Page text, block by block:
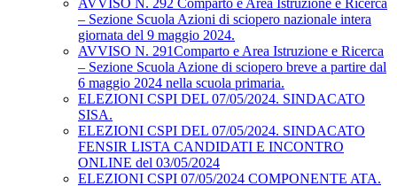
AVVISO N. 292 Comparto e Area Istruzione e Ricerca
– Sezione Scuola Azioni di sciopero nazionale intera
giornata del 9 maggio 2024.
AVVISO N. 291Comparto e Area Istruzione e Ricerca
– Sezione Scuola Azione di sciopero breve a partire dal
6 maggio 2024 nella scuola primaria.
ELEZIONI CSPI DEL 07/05/2024. SINDACATO
SISA.
ELEZIONI CSPI DEL 07/05/2024. SINDACATO
FENSIR LISTA CANDIDATI E INCONTRO
ONLINE del 03/05/2024
ELEZIONI CSPI 07/05/2024 COMPONENTE ATA.